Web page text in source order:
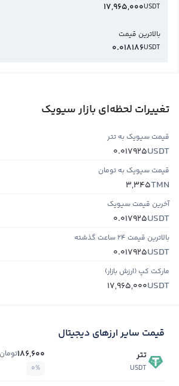
USDT
17,965,000
بالاترین قیمت
USDT
0.018186
تغییرات لحظه‌ای بازار سیویک
قیمت سیویک به تتر
USDT
0.017925
قیمت سیویک به تومان
TMN
3,345
آخرین قیمت سیویک
USDT
0.017925
بالاترین قیمت ۲۴ ساعت گذشته
USDT
0.017925
مارکت کپ (ارزش بازار)
USDT
17,965,000
قیمت سایر ارزهای دیجیتال
تتر
USDT
186,600تومان
0%